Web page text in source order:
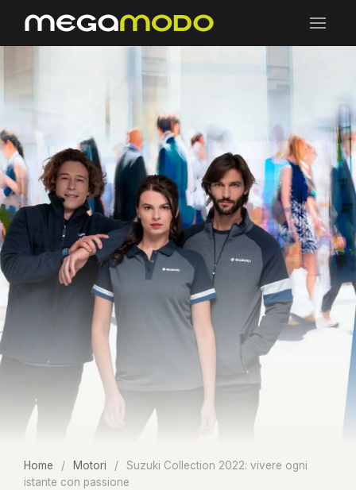
Home / Motori /
Suzuki Collection 2022: vivere ogni
istante con passione